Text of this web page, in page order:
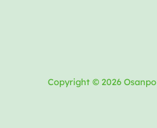
Copyright © 2026